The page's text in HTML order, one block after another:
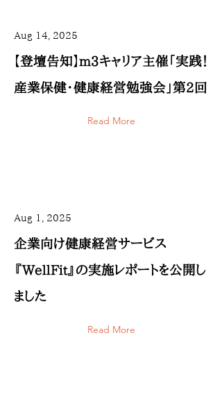
Aug 14, 2025
【登壇告知】m3キャリア主催「実践！
産業保健・健康経営勉強会」第2回
Read More
Aug 1, 2025
企業向け健康経営サービス
『WellFit』の実施レポートを公開し
ました
Read More